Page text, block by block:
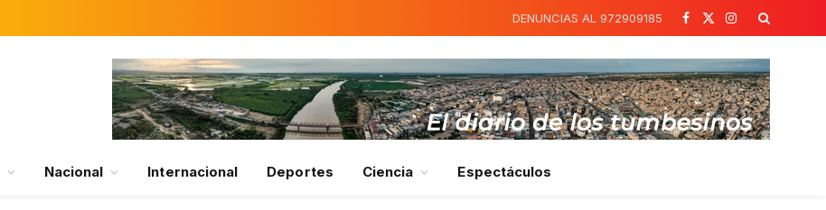
DENUNCIAS AL 972909185
Facebook
X
Instagram
Nacional Internacional Deportes Ciencia Espectáculos